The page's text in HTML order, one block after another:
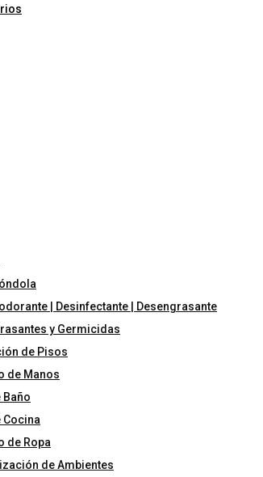
| Desinfectante | Desengrasante
y Germicidas
de Pisos
de Manos
Baño
Cocina
de Ropa
de Ambientes